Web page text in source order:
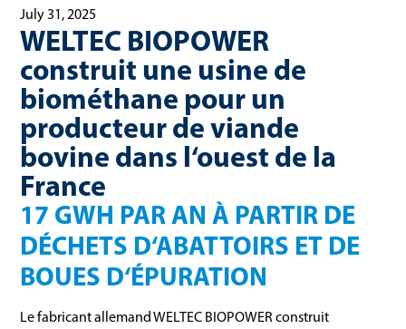
July 31, 2025
WELTEC BIOPOWER
construit une usine de
biométhane pour un
producteur de viande
bovine dans l‘ouest de la
France
17 GWH PAR AN À PARTIR DE
DÉCHETS D‘ABATTOIRS ET DE
BOUES D‘ÉPURATION
Le fabricant allemand WELTEC BIOPOWER construit